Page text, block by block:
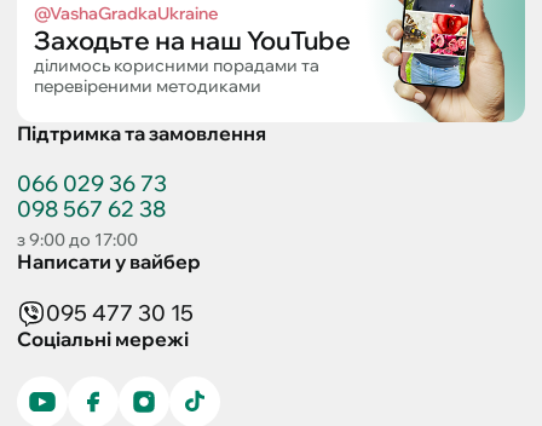
@VashaGradkaUkraine
Заходьте на наш YouTube
ділимось корисними порадами та
перевіреними методиками
Підтримка та замовлення
066 029 36 73
098 567 62 38
з 9:00 до 17:00
Написати у вайбер
095 477 30 15
Соціальні мережі